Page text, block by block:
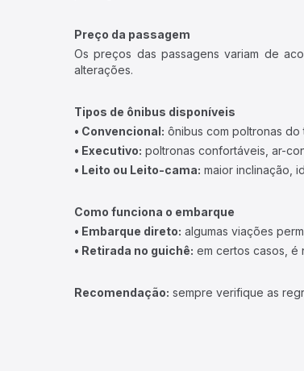
Preço da passagem
Os preços das passagens variam de
alterações.
Tipos de ônibus disponíveis
• Convencional: ônibus com poltronas
• Executivo: poltronas confortáveis, ar-
• Leito ou Leito-cama: maior inclinação,
Como funciona o embarque
• Embarque direto: algumas viações
• Retirada no guichê: em certos casos, é
Recomendação: sempre verifique as